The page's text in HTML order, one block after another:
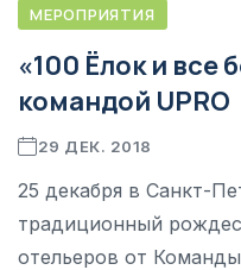
МЕРОПРИЯТИЯ
«100 Ёлок и все
командой UPRO
29 ДЕК. 2018
25 декабря в Санкт-
традиционный
отельеров от